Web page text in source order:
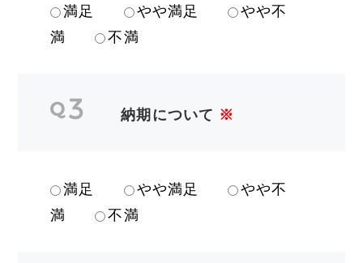
満足 やや満足
やや不
満
不満
納期について ※
満足 やや満足
やや不
満
不満